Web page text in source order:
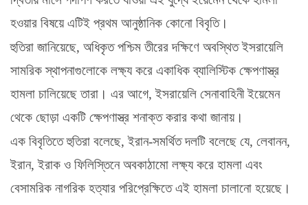
হওয়ার বিষয়ে এটিই প্রথম আনুষ্ঠানিক কোনো বিবৃতি।
হুতিরা জানিয়েছে, অধিকৃত পশ্চিম তীরের দক্ষিণে অবস্থিত ইসরায়েলি
সামরিক স্থাপনাগুলোকে লক্ষ্য করে একাধিক ব্যালিস্টিক ক্ষেপণাস্ত্র
হামলা চালিয়েছে তারা। এর আগে, ইসরায়েলি সেনাবাহিনী ইয়েমেন
থেকে ছোড়া একটি ক্ষেপণাস্ত্র শনাক্ত করার কথা জানায়।
এক বিবৃতিতে হুতিরা বলেছে, ইরান-সমর্থিত দলটি বলেছে যে, লেবানন,
ইরান, ইরাক ও ফিলিস্তিনে অবকাঠামো লক্ষ্য করে হামলা এবং
বেসামরিক নাগরিক হত্যার পরিপ্রেক্ষিতে এই হামলা চালানো হয়েছে।